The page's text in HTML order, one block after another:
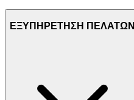
ΕΞΥΠΗΡΕΤΗΣΗ ΠΕΛΑΤΩΝ